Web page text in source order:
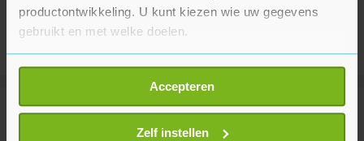
productontwikkeling. U kunt kiezen wie uw gegevens
gebruikt en met welke doelen.
Als u het toestaat, willen we ook graag:
Informatie verzamelen over uw geografische
locatie, die tot een paar meter nauwkeurig kan zijn
Uw apparaat identificeren door het actief te
Accepteren
Zelf instellen
Meer uit Financieel